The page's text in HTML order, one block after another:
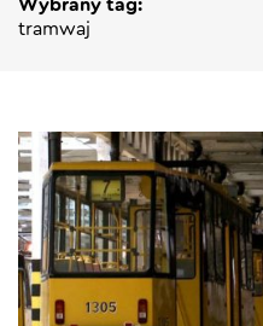
Wybrany tag:
tramwaj